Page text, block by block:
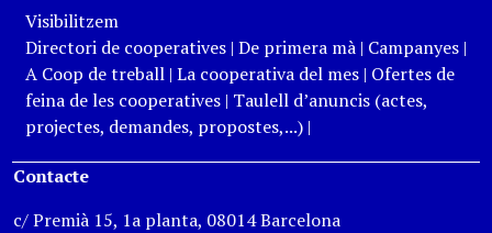
Visibilitzem
Directori de cooperatives| De primera mà| Campanyes|
A Coop de treball| La cooperativa del mes| Ofertes de
feina de les cooperatives| Taulell d’anuncis (actes,
projectes, demandes, propostes,...)|
Contacte
c/ Premià 15, 1a planta, 08014 Barcelona